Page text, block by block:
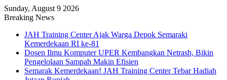
Sunday, August 9 2026
Breaking News
JAH Training Center Ajak Warga Depok Semaraki
Kemerdekaan RI ke-81
Dosen Ilmu Komputer UPER Kembangkan Netrash, Bikin
Pengelolaan Sampah Makin Efisien
Semarak Kemerdekaan! JAH Training Center Tebar Hadiah